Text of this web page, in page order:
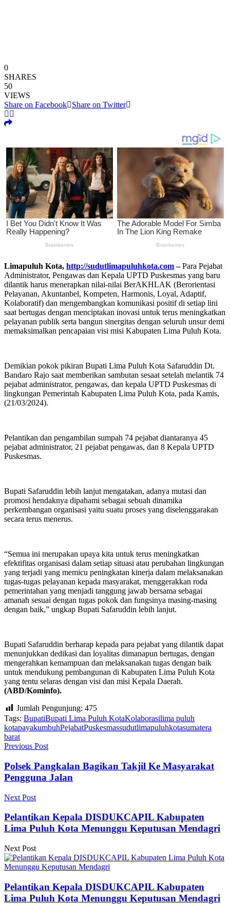
0
SHARES
50
VIEWS
Share on Facebook
Share on Twitter
Limapuluh Kota, http://sudutlimapuluhkota.com–Para Pejabat
Administrator, Pengawas dan Kepala UPTD Puskesmas yang baru
dilantik harus menerapkan nilai-nilai BerAKHLAK (Berorientasi
Pelayanan, Akuntanbel, Kompeten, Harmonis, Loyal, Adaptif,
Kolaboratif) dan mengembangkan komunikasi positif di setiap lini
saat bertugas dengan menciptakan inovasi untuk terus meningkatkan
pelayanan publik serta bangun sinergitas dengan seluruh unsur demi
memaksimalkan pencapaian visi misi Kabupaten Lima Puluh Kota.
Demikian pokok pikiran Bupati Lima Puluh Kota Safaruddin Dt.
Bandaro Rajo saat memberikan sambutan sesaat setelah melantik 74
pejabat administrator, pengawas, dan kepala UPTD Puskesmas di
lingkungan Pemerintah Kabupaten Lima Puluh Kota, pada Kamis,
(21/03/2024).
Pelantikan dan pengambilan sumpah 74 pejabat diantaranya 45
pejabat administrator, 21 pejabat pengawas, dan 8 Kepala UPTD
Puskesmas.
Bupati Safaruddin lebih lanjut mengatakan, adanya mutasi dan
promosi hendaknya dipahami sebagai sebuah dinamika
perkembangan organisasi yaitu suatu proses yang diselenggarakan
secara terus menerus.
“Semua ini merupakan upaya kita untuk terus meningkatkan
efektifitas organisasi dalam setiap situasi atau perubahan lingkungan
yang terjadi yang memicu peningkatan kinerja dalam melaksanakan
tugas-tugas pelayanan kepada masyarakat, menggerakkan roda
pemerintahan yang menjadi tanggung jawab bersama sebagai
amanah sesuai dengan tugas pokok dan fungsinya masing-masing
dengan baik,” ungkap Bupati Safaruddin lebih lanjut.
Bupati Safaruddin berharap kepada para pejabat yang dilantik dapat
menunjukkan dedikasi dan loyalitas dimanapun bertugas, dengan
mengerahkan kemampuan dan melaksanakan tugas dengan baik
untuk mendukung pembangunan di Kabupaten Lima Puluh Kota
yang tentu selaras dengan visi dan misi Kepala Daerah.
(ABD/Kominfo).
Jumlah Pengunjung: 475
Tags: BupatiBupati Lima Puluh KotaKolaborasilima puluh
kotapayakumbuhPejabatPuskesmassudutlimapuluhkotasumatera
barat
Previous Post
Polsek Pangkalan Bagikan Takjil Ke Masyarakat
Pengguna Jalan
Next Post
Pelantikan Kepala DISDUKCAPIL Kabupaten
Lima Puluh Kota Menunggu Keputusan Mendagri
Next Post
Pelantikan Kepala DISDUKCAPIL Kabupaten
Lima Puluh Kota Menunggu Keputusan Mendagri